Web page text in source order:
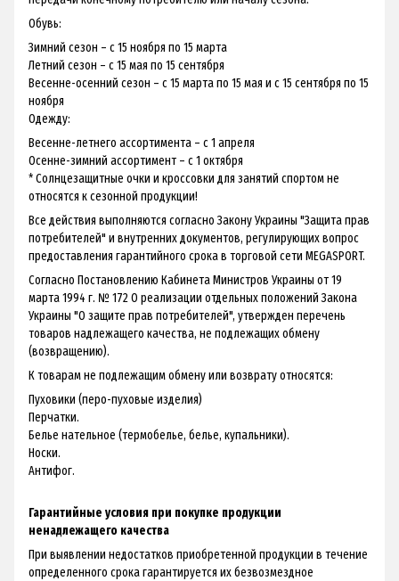
Обувь:
Зимний сезон – с 15 ноября по 15 марта
Летний сезон – с 15 мая по 15 сентября
Весенне-осенний сезон – с 15 марта по 15 мая и с 15 сентября по 15
ноября
Одежду:
Весенне-летнего ассортимента – с 1 апреля
Осенне-зимний ассортимент – с 1 октября
* Солнцезащитные очки и кроссовки для занятий спортом не
относятся к сезонной продукции!
Все действия выполняются согласно Закону Украины "Защита прав
потребителей" и внутренних документов, регулирующих вопрос
предоставления гарантийного срока в торговой сети MEGASPORT.
Согласно Постановлению Кабинета Министров Украины от 19
марта 1994 г. № 172 О реализации отдельных положений Закона
Украины "О защите прав потребителей", утвержден перечень
товаров надлежащего качества, не подлежащих обмену
(возвращению).
К товарам не подлежащим обмену или возврату относятся:
Пуховики (перо-пуховые изделия)
Перчатки.
Белье нательное (термобелье, белье, купальники).
Носки.
Антифог.
Гарантийные условия при покупке продукции
ненадлежащего качества
При выявлении недостатков приобретенной продукции в течение
определенного срока гарантируется их безвозмездное